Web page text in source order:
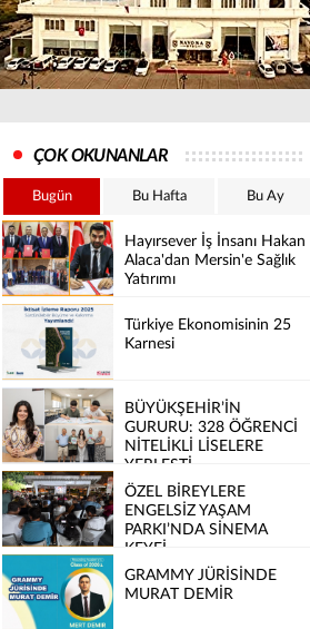
ÇOK OKUNANLAR
Bugün Bu Hafta Bu Ay
Hayırsever İş İnsanı Hakan
Alaca'dan Mersin'e Sağlık
Yatırımı
Türkiye Ekonomisinin 25
Karnesi
BÜYÜKŞEHİR’İN
GURURU: 328 ÖĞRENCİ
NİTELİKLİ LİSELERE
YERLEŞTİ
ÖZEL BİREYLERE
ENGELSİZ YAŞAM
PARKI’NDA SİNEMA
KEYFİ
GRAMMY JÜRİSİNDE
MURAT DEMİR